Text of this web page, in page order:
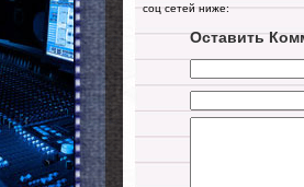
соц сетей ниже:
Оставить